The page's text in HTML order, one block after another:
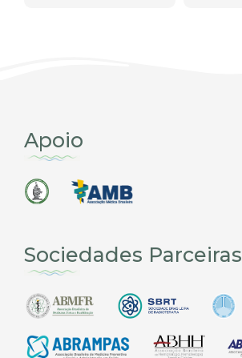
Apoio
Sociedades Parceiras